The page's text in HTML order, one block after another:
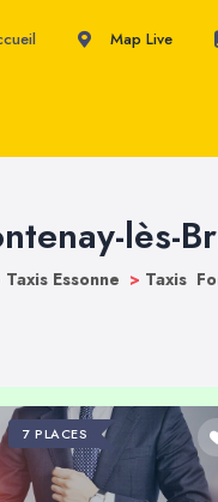
Map Live
lès-
Taxis Essonne > Taxis
7 PLACES